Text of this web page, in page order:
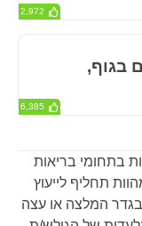
בתחומי בריאות
תחליף לייעוץ
בגדר המלצה או עצה
2,972
בגוף,
6,385